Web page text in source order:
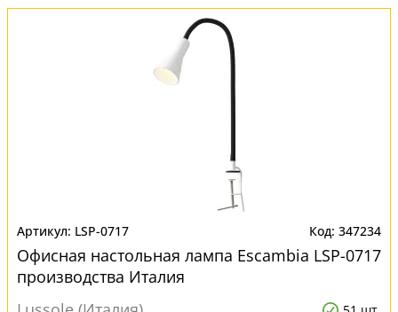
LSP-0717 347234
Офисная настольная лампа Escambia LSP-0717
производства Италия